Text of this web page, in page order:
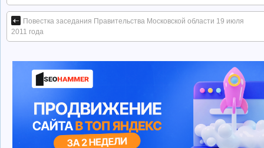
Повестка заседания Правительства Московской области 19 июля
2011 года